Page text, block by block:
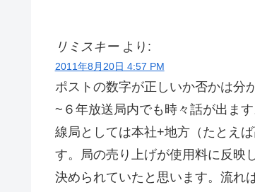
リミスキー より:
2011年8月20日 4:57 PM
ポストの数字が正しいか否かは分
~６年放送局内でも時々話が出ま
線局としては本社+地方（たとえ
す。局の売り上げが使用料に反映
決められていたと思います。流れ